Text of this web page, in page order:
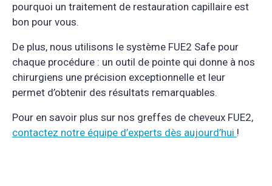
pourquoi un traitement de restauration capillaire est
bon pour vous.
De plus, nous utilisons le système FUE2 Safe pour
chaque procédure : un outil de pointe qui donne à nos
chirurgiens une précision exceptionnelle et leur
permet d’obtenir des résultats remarquables.
Pour en savoir plus sur nos greffes de cheveux FUE2,
contactez notre équipe d’experts dès aujourd’hui !